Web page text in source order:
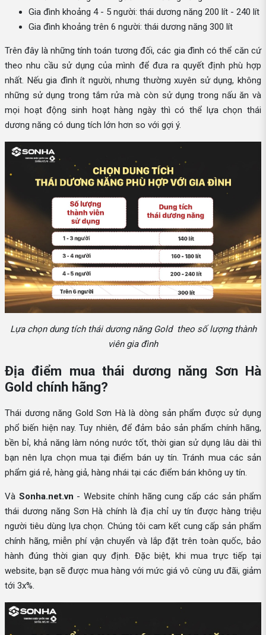
Gia đình khoảng 4 - 5 người: thái dương năng 200 lít - 240 lít
Gia đình khoảng trên 6 người: thái dương năng 300 lít
Trên đây là những tính toán tương đối, các gia đình có thể căn cứ
theo nhu cầu sử dụng của mình để đưa ra quyết định phù hợp
nhất. Nếu gia đình ít người, nhưng thường xuyên sử dụng, không
những sử dụng trong tắm rửa mà còn sử dụng trong nấu ăn và
mọi hoạt động sinh hoạt hàng ngày thì có thể lựa chọn thái
dương năng có dung tích lớn hơn so với gợi ý.
Lựa chọn dung tích thái dương năng Gold theo số lượng thành
viên gia đình
Địa điểm mua thái dương năng Sơn Hà
Gold chính hãng?
Thái dương năng Gold Sơn Hà là dòng sản phẩm được sử dụng
phổ biến hiện nay. Tuy nhiên, để đảm bảo sản phẩm chính hãng,
bền bỉ, khả năng làm nóng nước tốt, thời gian sử dụng lâu dài thì
bạn nên lựa chọn mua tại điểm bán uy tín. Tránh mua các sản
phẩm giá rẻ, hàng giả, hàng nhái tại các điểm bán không uy tín.
Và Sonha.net.vn - Website chính hãng cung cấp các sản phẩm
thái dương năng Sơn Hà chính là địa chỉ uy tín được hàng triệu
người tiêu dùng lựa chọn. Chúng tôi cam kết cung cấp sản phẩm
chính hãng, miễn phí vận chuyển và lắp đặt trên toàn quốc, bảo
hành đúng thời gian quy định. Đặc biệt, khi mua trực tiếp tại
website, bạn sẽ được mua hàng với mức giá vô cùng ưu đãi, giảm
tới 3x%.